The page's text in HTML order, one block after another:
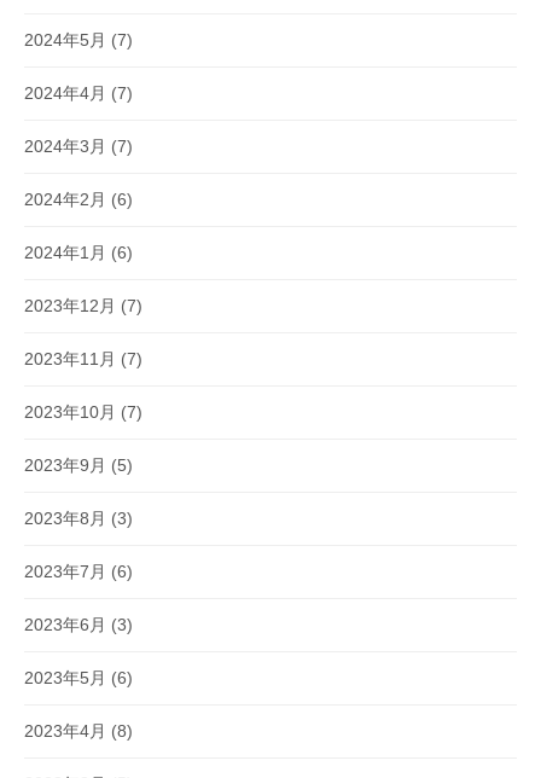
2024年5月 (7)
2024年4月 (7)
2024年3月 (7)
2024年2月 (6)
2024年1月 (6)
2023年12月 (7)
2023年11月 (7)
2023年10月 (7)
2023年9月 (5)
2023年8月 (3)
2023年7月 (6)
2023年6月 (3)
2023年5月 (6)
2023年4月 (8)